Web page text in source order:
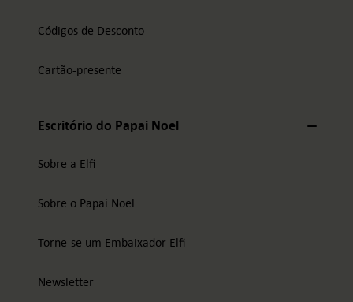
Códigos de Desconto
Cartão-presente
Escritório do Papai Noel
Sobre a Elfi
Sobre o Papai Noel
Torne-se um Embaixador Elfi
Newsletter